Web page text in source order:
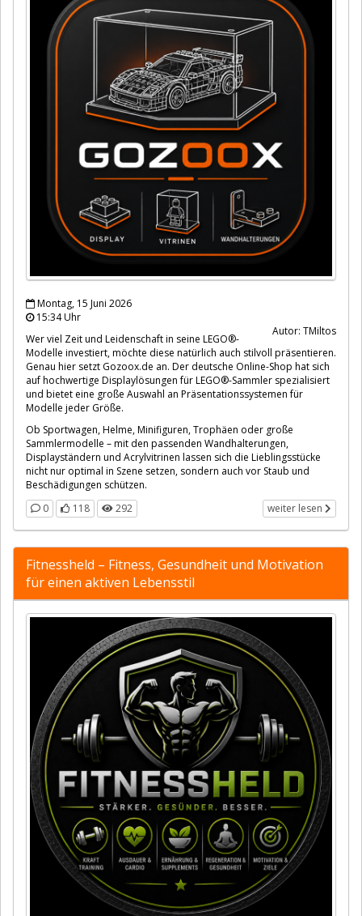
Montag, 15 Juni 2026
15:34 Uhr
Autor: TMiltos
Wer viel Zeit und Leidenschaft in seine LEGO®-
Modelle investiert, möchte diese natürlich auch stilvoll präsentieren.
Genau hier setzt Gozoox.de an. Der deutsche Online-Shop hat sich
auf hochwertige Displaylösungen für LEGO®-Sammler spezialisiert
und bietet eine große Auswahl an Präsentationssystemen für
Modelle jeder Größe.
Ob Sportwagen, Helme, Minifiguren, Trophäen oder große
Sammlermodelle – mit den passenden Wandhalterungen,
Displayständern und Acrylvitrinen lassen sich die Lieblingsstücke
nicht nur optimal in Szene setzen, sondern auch vor Staub und
Beschädigungen schützen.
0
118 292 weiter lesen
Fitnessheld – Fitness, Gesundheit und Motivation
für einen aktiven Lebensstil